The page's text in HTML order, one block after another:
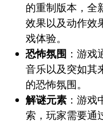
的重制版本，全
效果以及动作效
戏体验。
恐怖氛围 ：游
音乐以及突如其
的恐怖氛围。
解谜元素：游戏
索，玩家需要通